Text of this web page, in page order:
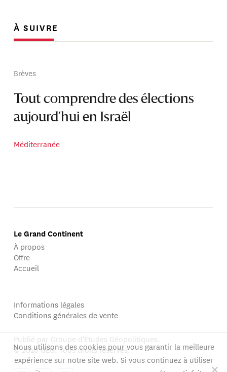
À SUIVRE
Brèves
Tout comprendre des élections
aujourd’hui en Israël
Méditerranée
Le Grand Continent
À propos
Offre
Accueil
Informations légales
Conditions générales de vente
Publié par Groupe d'Études Géopolitiques.
© 2026 GEG. Tous droits réservés.
Nous utilisons des cookies pour vous garantir la meilleure
expérience sur notre site web. Si vous continuez à utiliser